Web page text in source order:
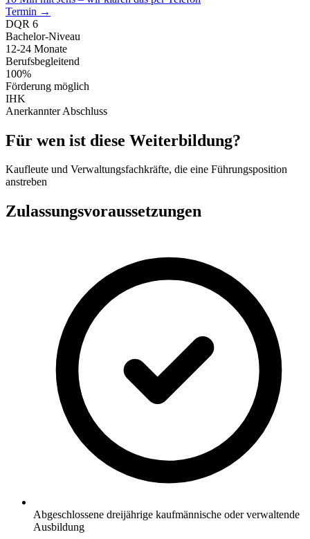
Termin →
DQR 6
Bachelor-Niveau
12-24 Monate
Berufsbegleitend
100%
Förderung möglich
IHK
Anerkannter Abschluss
Für wen ist diese Weiterbildung?
Kaufleute und Verwaltungsfachkräfte, die eine Führungsposition
anstreben
Zulassungsvoraussetzungen
Abgeschlossene dreijährige kaufmännische oder verwaltende
Ausbildung